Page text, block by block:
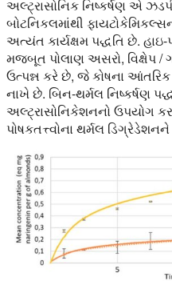
અલ્ટ્રાસોનિક નિષ્કર્ષણ એ
બોટનિકલમાંથી
અત્યંત કાર્યક્ષમ પદ્ધતિ છે.
મજબૂત પોલાણ અસરો, વિક્ષેપ /
ઉત્પન્ન કરે છે, જે કોષના
નાખે છે. બિન-થર્મલ નિષ્કર્ષણ
અલ્ટ્રાસોનિકેશનનો ઉપયોગ
પોષકતત્ત્વોના થર્મલ